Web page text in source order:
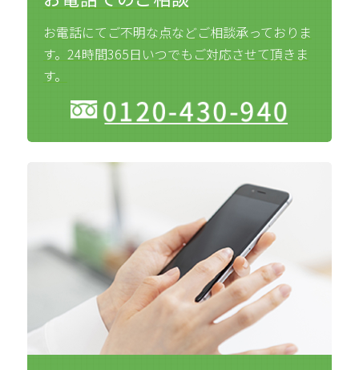
お電話にてご不明な点などご相談承っておりま
す。24時間365日いつでもご対応させて頂きま
す。